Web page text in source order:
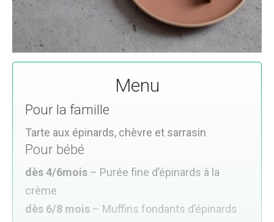
Menu
Pour la famille
Tarte aux épinards, chèvre et sarrasin
Pour bébé
dès 4/6mois – Purée fine d’épinards à la
crème
dès 6/8 mois – Muffins fondants d’épinards